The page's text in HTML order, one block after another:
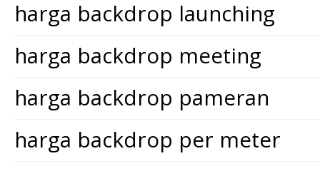
harga backdrop launching
harga backdrop meeting
harga backdrop pameran
harga backdrop per meter